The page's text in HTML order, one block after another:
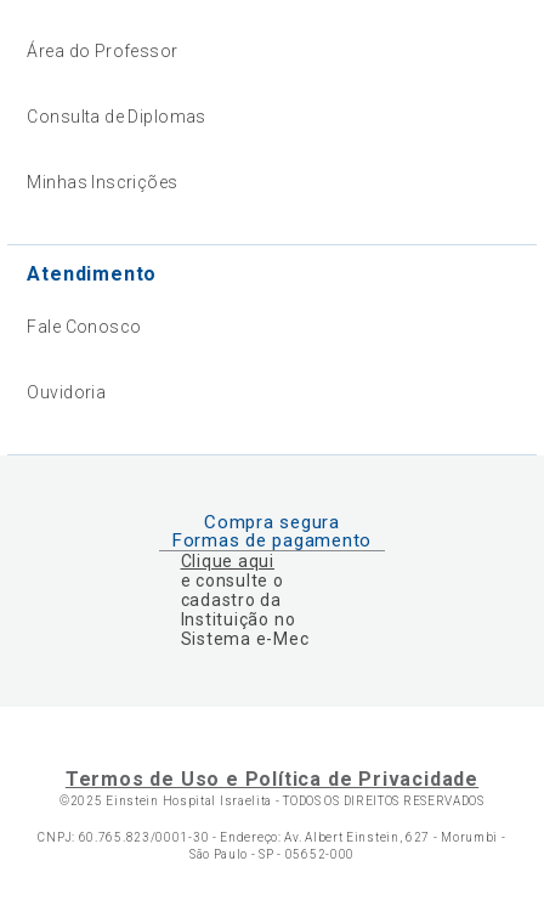
Área do Professor
Consulta de Diplomas
Minhas Inscrições
Atendimento
Fale Conosco
Ouvidoria
Compra segura
Formas de pagamento
Clique aqui
e consulte o
cadastro da
Instituição no
Sistema e-Mec
Termos de Uso e Política de Privacidade
©2025 Einstein Hospital Israelita -TODOS OS DIREITOS RESERVADOS
CNPJ: 60.765.823/0001-30 - Endereço: Av. Albert Einstein, 627 - Morumbi -
São Paulo - SP - 05652-000